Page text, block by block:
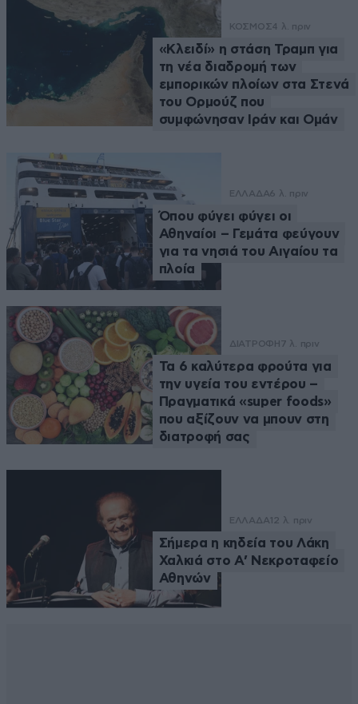
ΚΟΣΜΟΣ4 λ. πριν
«Κλειδί» η στάση Τραμπ για
τη νέα διαδρομή των
εμπορικών πλοίων στα Στενά
του Ορμούζ που
συμφώνησαν Ιράν και Ομάν
ΕΛΛΑΔΑ6 λ. πριν
Όπου φύγει φύγει οι
Αθηναίοι – Γεμάτα φεύγουν
για τα νησιά του Αιγαίου τα
πλοία
ΔΙΑΤΡΟΦΗ7 λ. πριν
Τα 6 καλύτερα φρούτα για
την υγεία του εντέρου –
Πραγματικά «super foods»
που αξίζουν να μπουν στη
διατροφή σας
ΕΛΛΑΔΑ 12 λ. πριν
Σήμερα η κηδεία του Λάκη
Χαλκιά στο Α’ Νεκροταφείο
Αθηνών